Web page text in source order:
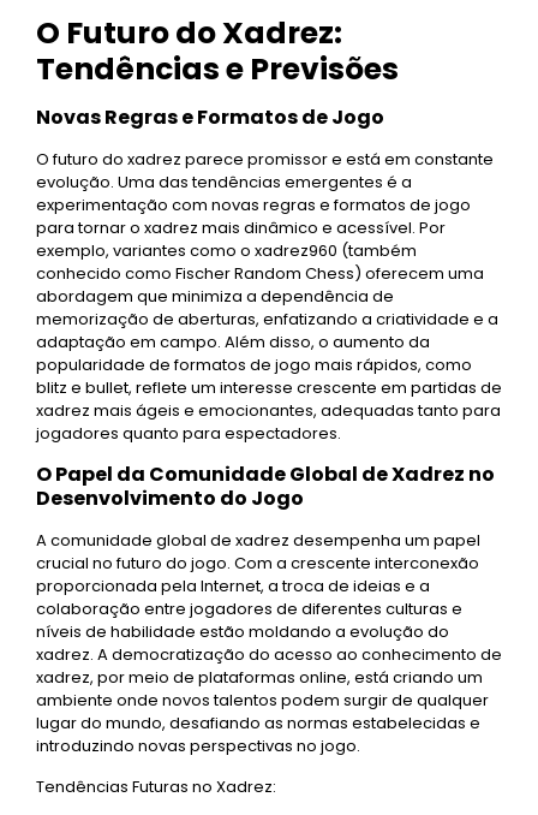
O Futuro do Xadrez:
Tendências e Previsões
Novas Regras e Formatos de Jogo
O futuro do xadrez parece promissor e está em constante
evolução. Uma das tendências emergentes é a
experimentação com novas regras e formatos de jogo
para tornar o xadrez mais dinâmico e acessível. Por
exemplo, variantes como o xadrez960 (também
conhecido como Fischer Random Chess) oferecem uma
abordagem que minimiza a dependência de
memorização de aberturas, enfatizando a criatividade e a
adaptação em campo. Além disso, o aumento da
popularidade de formatos de jogo mais rápidos, como
blitz e bullet, reflete um interesse crescente em partidas de
xadrez mais ágeis e emocionantes, adequadas tanto para
jogadores quanto para espectadores.
O Papel da Comunidade Global de Xadrez no
Desenvolvimento do Jogo
A comunidade global de xadrez desempenha um papel
crucial no futuro do jogo. Com a crescente interconexão
proporcionada pela Internet, a troca de ideias e a
colaboração entre jogadores de diferentes culturas e
níveis de habilidade estão moldando a evolução do
xadrez. A democratização do acesso ao conhecimento de
xadrez, por meio de plataformas online, está criando um
ambiente onde novos talentos podem surgir de qualquer
lugar do mundo, desafiando as normas estabelecidas e
introduzindo novas perspectivas no jogo.
Tendências Futuras no Xadrez: